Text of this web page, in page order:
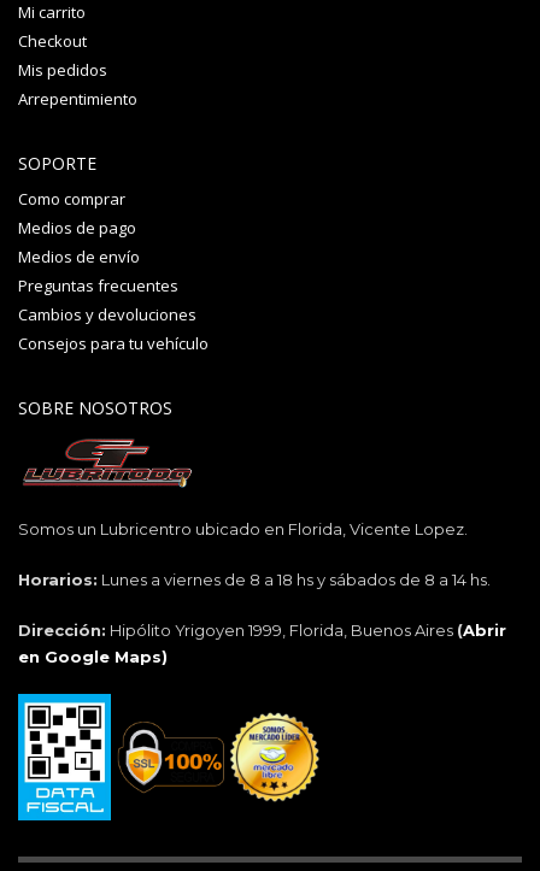
Mi carrito
Checkout
Mis pedidos
Arrepentimiento
SOPORTE
Como comprar
Medios de pago
Medios de envío
Preguntas frecuentes
Cambios y devoluciones
Consejos para tu vehículo
SOBRE NOSOTROS
Somos un Lubricentro ubicado en Florida, Vicente Lopez.
Horarios: Lunes a viernes de 8 a 18 hs y sábados de 8 a 14 hs.
Dirección: Hipólito Yrigoyen 1999, Florida, Buenos Aires (Abrir
en Google Maps)